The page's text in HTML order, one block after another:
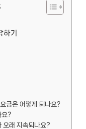
기
금은 어떻게 되나요?
요?
오래 지속되나요?